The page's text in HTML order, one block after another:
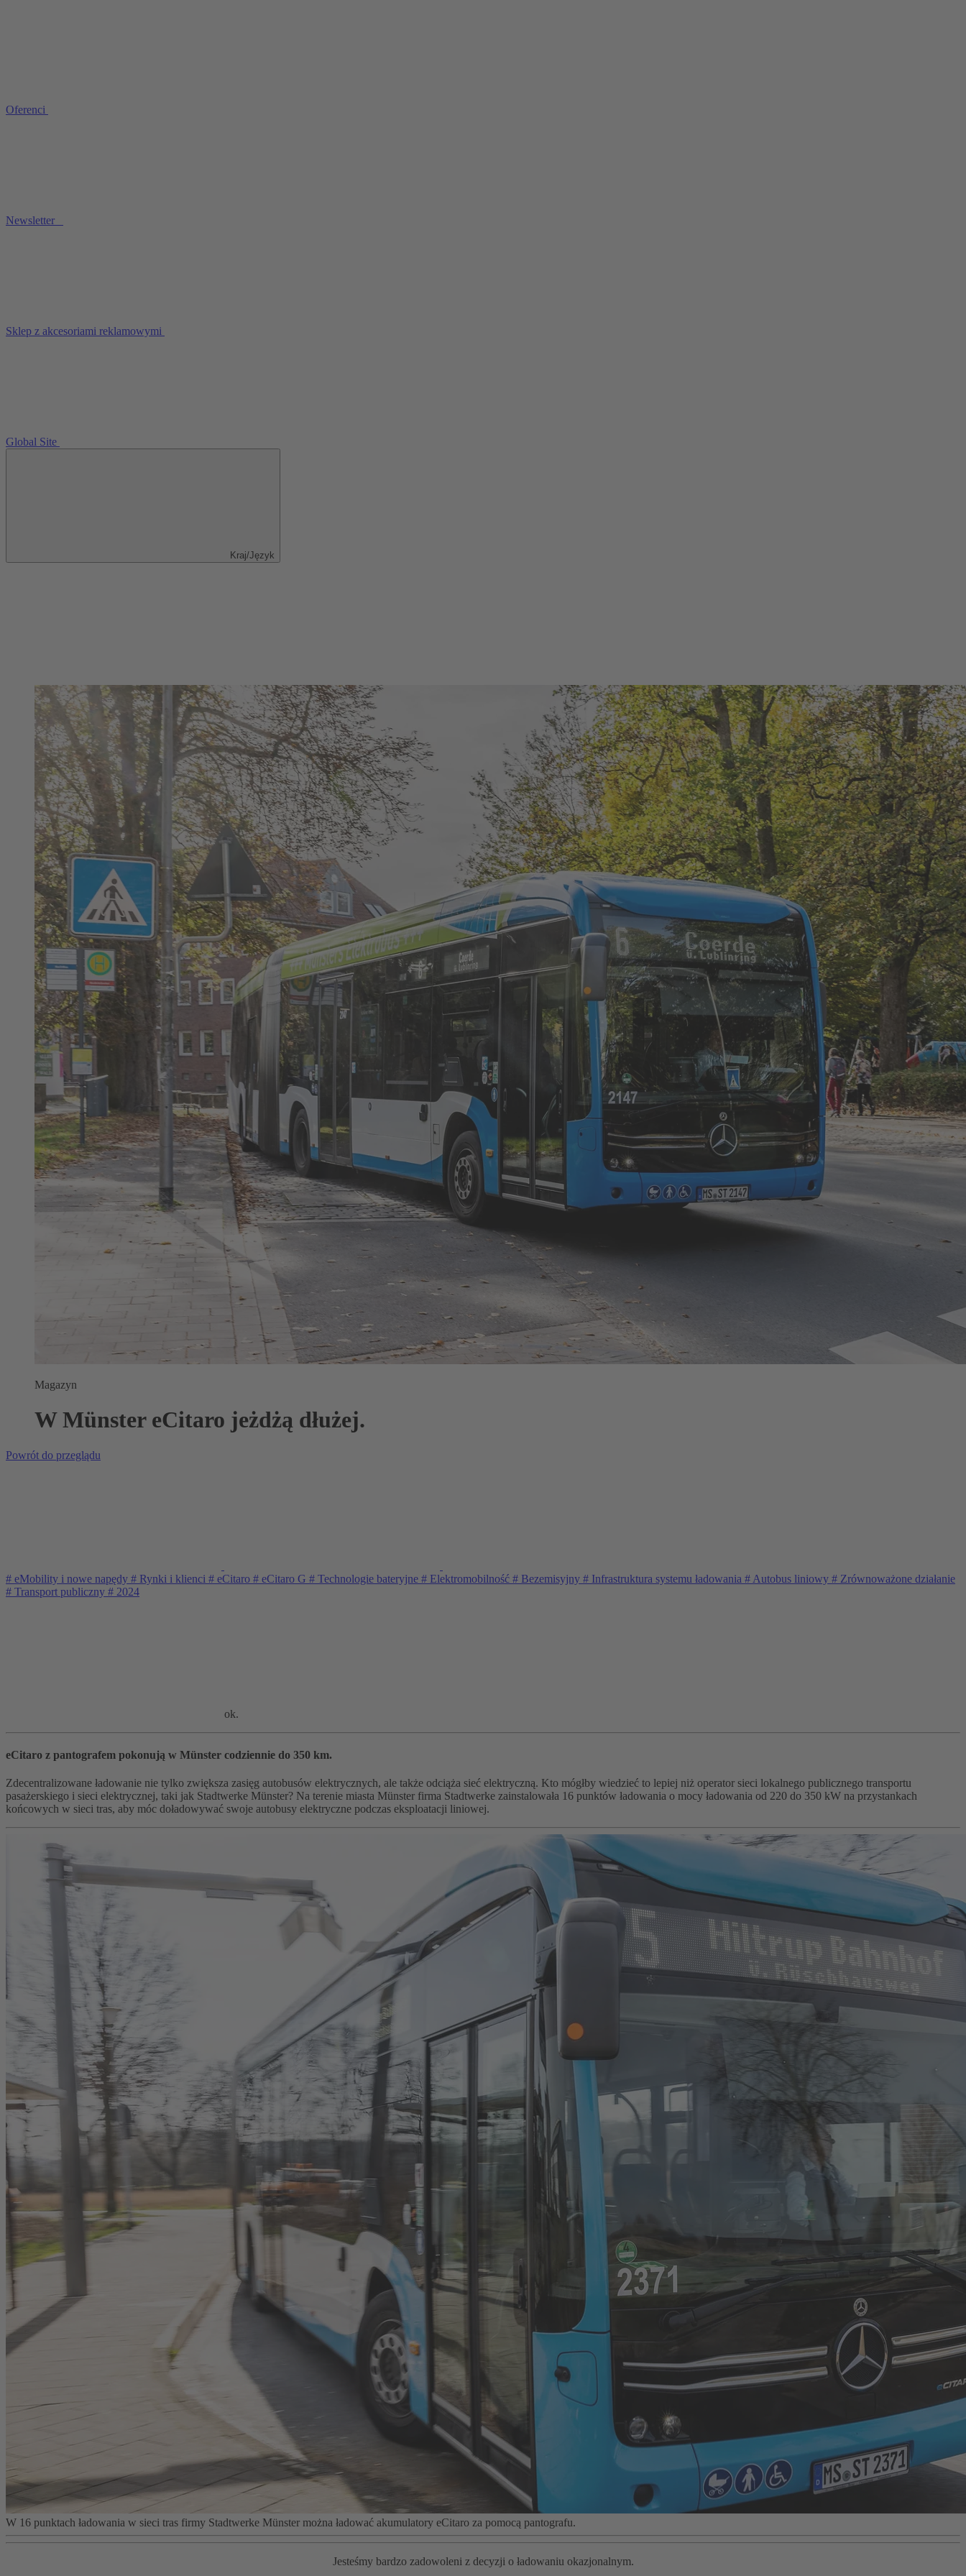
Oferenci
Newsletter
Sklep z akcesoriami reklamowymi
Global Site
Kraj/Język
Magazyn
W Münster eCitaro jeżdżą dłużej.
Powrót do przeglądu
# eMobility i nowe napędy # Rynki i klienci # eCitaro # eCitaro G # Technologie bateryjne # Elektromobilność # Bezemisyjny # Infrastruktura systemu ładowania # Autobus liniowy # Zrównoważone działanie
# Transport publiczny # 2024
ok.
eCitaro z pantografem pokonują w Münster codziennie do 350 km.
Zdecentralizowane ładowanie nie tylko zwiększa zasięg autobusów elektrycznych, ale także odciąża sieć elektryczną. Kto mógłby wiedzieć to lepiej niż operator sieci lokalnego publicznego transportu
pasażerskiego i sieci elektrycznej, taki jak Stadtwerke Münster? Na terenie miasta Münster firma Stadtwerke zainstalowała 16 punktów ładowania o mocy ładowania od 220 do 350 kW na przystankach
końcowych w sieci tras, aby móc doładowywać swoje autobusy elektryczne podczas eksploatacji liniowej.
W 16 punktach ładowania w sieci tras firmy Stadtwerke Münster można ładować akumulatory eCitaro za pomocą pantografu.
Jesteśmy bardzo zadowoleni z decyzji o ładowaniu okazjonalnym.